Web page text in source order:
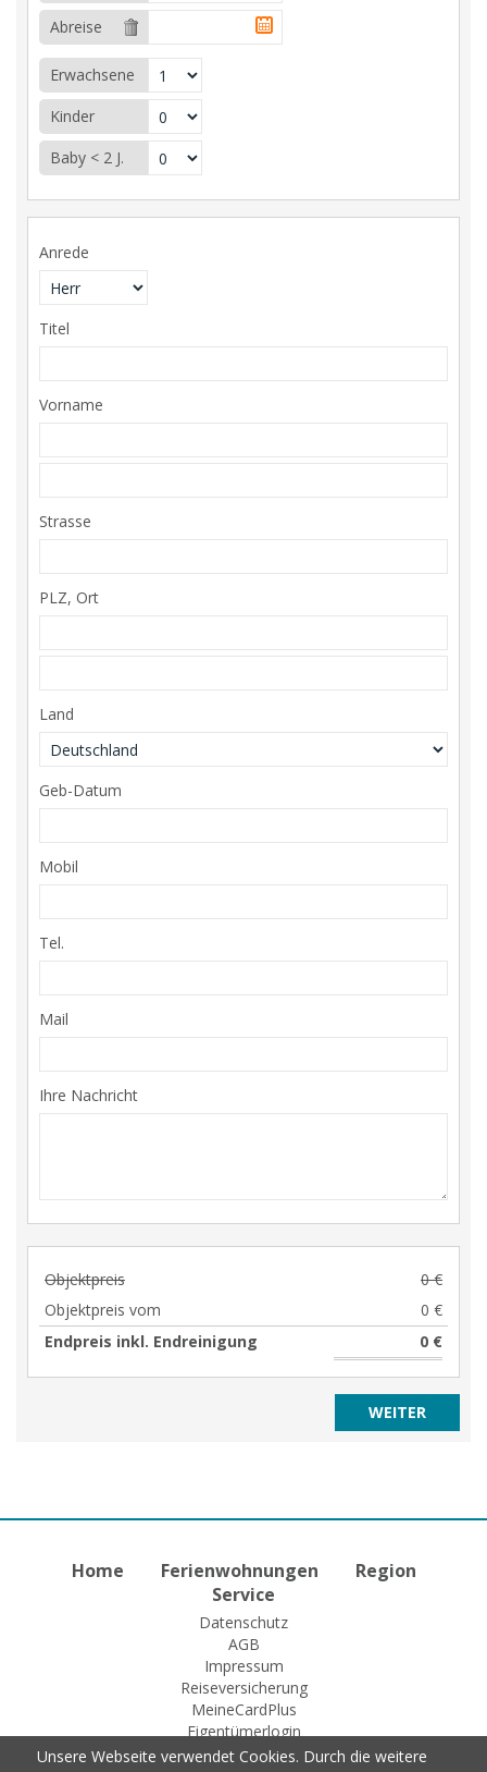
Abreise
Erwachsene
Kinder
Baby < 2 J.
Anrede
Titel
Vorname
Strasse
PLZ, Ort
Land
Geb-Datum
Mobil
Tel.
Mail
Ihre Nachricht
Objektpreis
0 €
Objektpreis vom
0 €
Endpreis inkl. Endreinigung
0 €
Home Ferienwohnungen
Region
Service
Datenschutz
AGB
Impressum
Reiseversicherung
MeineCardPlus
Eigentümerlogin
Unsere Webseite verwendet Cookies. Durch die weitere